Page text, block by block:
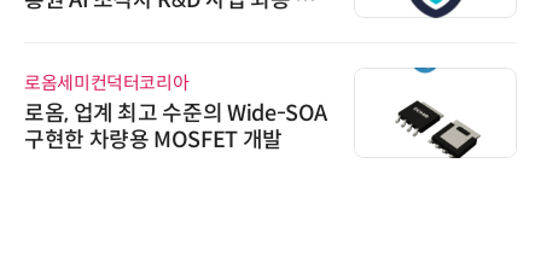
로옴세미컨덕터코리아
로옴, 업계 최고 수준의 Wide-SOA
구현한 차량용 MOSFET 개발